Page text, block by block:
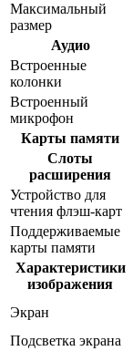
Максимальный
размер
Аудио
Встроенные
колонки
Встроенный
микрофон
Карты памяти
Слоты
расширения
Устройство для
чтения флэш-карт
Поддерживаемые
карты памяти
Характеристики
изображения
Экран
Подсветка экрана